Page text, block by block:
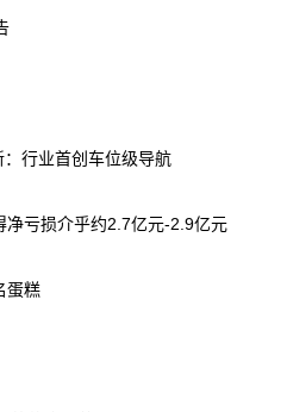
行业首创车位级导航
净亏损介乎约2.7亿元-2.9亿元
蛋糕